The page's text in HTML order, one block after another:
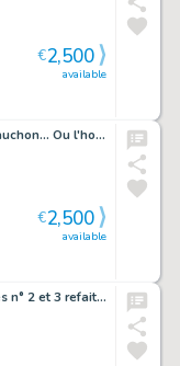
available
€2,500
Planche originale n°124 - Cauchon... Ou l'homme qui tua Jeanne d'Arc
available
€2,500
Planche originale n°08, cases n° 2 et 3 refaites - Cauchon... Ou l'homme qui tua Jeanne d'Arc